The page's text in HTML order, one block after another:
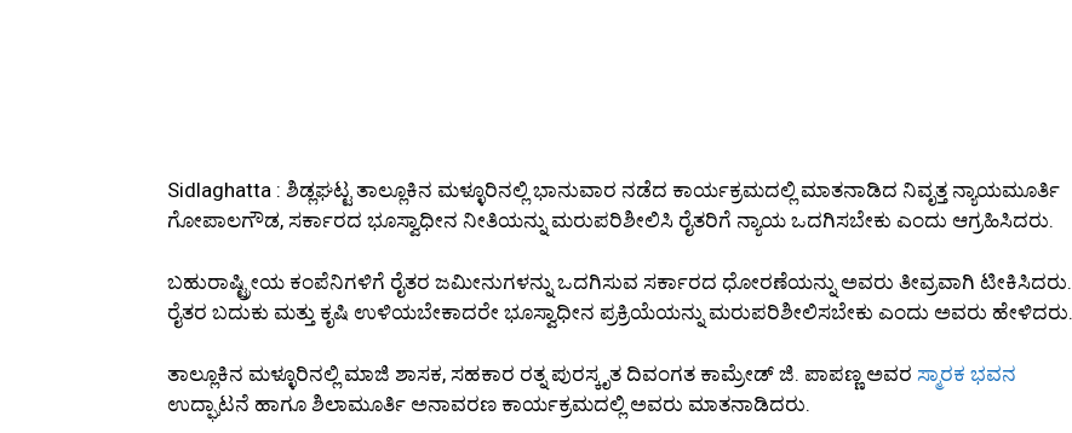
Sidlaghatta : ಶಿಡ್ಲಘಟ್ಟ ತಾಲ್ಲೂಕಿನ ಮಳ್ಳೂರಿನಲ್ಲಿ ಭಾನುವಾರ ನಡೆದ ಕಾರ್ಯಕ್ರಮದಲ್ಲಿ ಮಾತನಾಡಿದ ನಿವೃತ್ತ ನ್ಯಾಯಮೂರ್ತಿ
ಗೋಪಾಲಗೌಡ, ಸರ್ಕಾರದ ಭೂಸ್ವಾಧೀನ ನೀತಿಯನ್ನು ಮರುಪರಿಶೀಲಿಸಿ ರೈತರಿಗೆ ನ್ಯಾಯ ಒದಗಿಸಬೇಕು ಎಂದು ಆಗ್ರಹಿಸಿದರು.
ಬಹುರಾಷ್ಟ್ರೀಯ ಕಂಪೆನಿಗಳಿಗೆ ರೈತರ ಜಮೀನುಗಳನ್ನು ಒದಗಿಸುವ ಸರ್ಕಾರದ ಧೋರಣೆಯನ್ನು ಅವರು ತೀವ್ರವಾಗಿ ಟೀಕಿಸಿದರು.
ರೈತರ ಬದುಕು ಮತ್ತು ಕೃಷಿ ಉಳಿಯಬೇಕಾದರೇ ಭೂಸ್ವಾಧೀನ ಪ್ರಕ್ರಿಯೆಯನ್ನು ಮರುಪರಿಶೀಲಿಸಬೇಕು ಎಂದು ಅವರು ಹೇಳಿದರು.
ತಾಲ್ಲೂಕಿನ ಮಳ್ಳೂರಿನಲ್ಲಿ ಮಾಜಿ ಶಾಸಕ, ಸಹಕಾರ ರತ್ನ ಪುರಸ್ಕೃತ ದಿವಂಗತ ಕಾಮ್ರೇಡ್ ಜಿ. ಪಾಪಣ್ಣ ಅವರ ಸ್ಮಾರಕ ಭವನ
ಉದ್ಘಾಟನೆ ಹಾಗೂ ಶಿಲಾಮೂರ್ತಿ ಅನಾವರಣ ಕಾರ್ಯಕ್ರಮದಲ್ಲಿ ಅವರು ಮಾತನಾಡಿದರು.